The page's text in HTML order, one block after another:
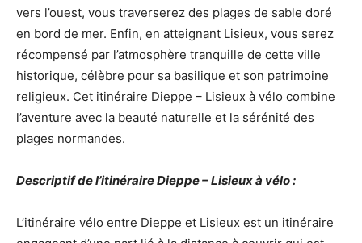
vers l’ouest, vous traverserez des plages de sable doré
en bord de mer. Enfin, en atteignant Lisieux, vous serez
récompensé par l’atmosphère tranquille de cette ville
historique, célèbre pour sa basilique et son patrimoine
religieux. Cet itinéraire Dieppe – Lisieux à vélo combine
l’aventure avec la beauté naturelle et la sérénité des
plages normandes.
Descriptif de l’itinéraire Dieppe – Lisieux à vélo :
L’itinéraire vélo entre Dieppe et Lisieux est un itinéraire